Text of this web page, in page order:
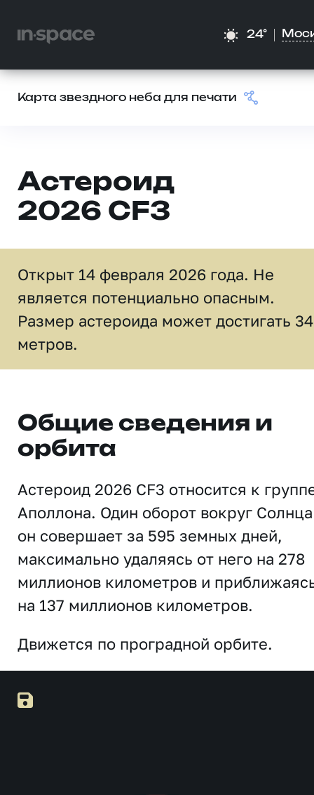
24°
Карта звездного неба для печати
Астероид
2026 CF3
Открыт 14 февраля 2026 года. Не
является потенциально опасным.
Размер астероида может достигать 34
метров.
Общие сведения и
орбита
Астероид 2026 CF3 относится к
Аполлона. Один оборот вокруг Солнца
он совершает за 595 земных дней,
максимально удаляясь от него на 278
миллионов километров и
на 137 миллионов километров.
Движется по проградной орбите.